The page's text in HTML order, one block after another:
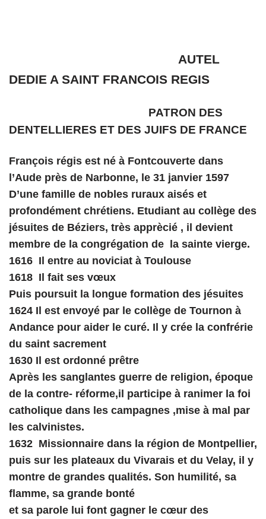
AUTEL
DEDIE A SAINT FRANCOIS REGIS
PATRON DES
DENTELLIERES ET DES JUIFS DE FRANCE
François régis est né à Fontcouverte dans
l’Aude près de Narbonne, le 31 janvier 1597
D’une famille de nobles ruraux aisés et
profondément chrétiens. Etudiant au collège des
jésuites de Béziers, très apprècié , il devient
membre de la congrégation de la sainte vierge.
1616 Il entre au noviciat à Toulouse
1618 Il fait ses vœux
Puis poursuit la longue formation des jésuites
1624 Il est envoyé par le collège de Tournon à
Andance pour aider le curé. Il y crée la confrérie
du saint sacrement
1630 Il est ordonné prêtre
Après les sanglantes guerre de religion, époque
de la contre- réforme,il participe à ranimer la foi
catholique dans les campagnes ,mise à mal par
les calvinistes.
1632 Missionnaire dans la région de Montpellier,
puis sur les plateaux du Vivarais et du Velay, il y
montre de grandes qualités. Son humilité, sa
flamme, sa grande bonté
et sa parole lui font gagner le cœur des